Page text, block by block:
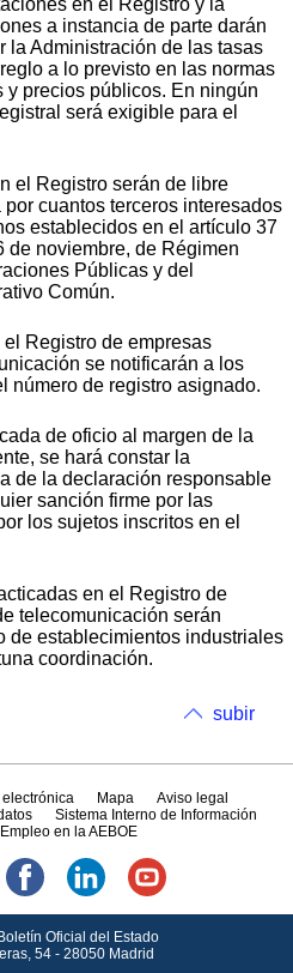
a instancia de parte darán
la Administración de las tasas
a lo previsto en las normas
y precios públicos. En ningún
será exigible para el
el Registro serán de libre
cuantos terceros interesados
establecidos en el artículo 37
de noviembre, de Régimen
Públicas y del
Común.
Registro de empresas
se notificarán a los
número de registro asignado.
de oficio al margen de la
se hará constar la
de la declaración responsable
sanción firme por las
los sujetos inscritos en el
en el Registro de
telecomunicación serán
de establecimientos industriales
coordinación.
subir
Mapa
Aviso legal
Sistema Interno de Información
Empleo en la AEBOE
Oficial del Estado
54 - 28050 Madrid